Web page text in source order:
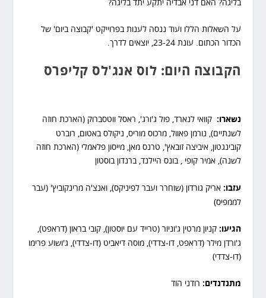
בליגה? האם דני אבדיה יתקע יתד בליגה?
על השאלות הללו ועוד ננסה לענות בפרוייקט 'קבוצה ביום' של
הכדור הכתום. עונת 23-24, יוצאים לדרך.
הקבוצה היום: לוס אנג'לס קליפרס
נשארו: קוואי לנארד, פול ג'ורג', ראסל ווטסברוק (הארכת חוזה
לשנתיים), נורמן פאוול, מרכוס מוריס, ניקולס באטום, רוברט
קובינגטון, איביצה זובאץ', טרנס מאן, מייסון פלאמלי (הארכת חוזה
לשנה), אמיר קופי , בונס היילנד, ברנדון בוסטון
עזבו:אריק גורדון (שוחרר ועבר לפיניקס), ואנצ'ה מרינקוביץ' (עבר
לממפיס)
הגיעו:קניון מרטין ג'וניור (טרייד עם יוסטון), קובי בראון (דראפט),
ג'ורדן מילר (דראפט, דו-צדדי), מוסה דיאביט (דו-צדדי), ג'ושוע פרימו
(דו-צדדי)
מתנדנדים: רודני הוד